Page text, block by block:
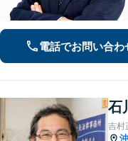
電話でお問い合わ
石
吉村